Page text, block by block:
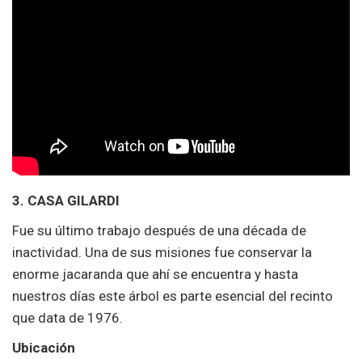
3. CASA GILARDI
Fue su último trabajo después de una década de
inactividad. Una de sus misiones fue conservar la
enorme jacaranda que ahí se encuentra y hasta
nuestros días este árbol es parte esencial del recinto
que data de 1976.
Ubicación